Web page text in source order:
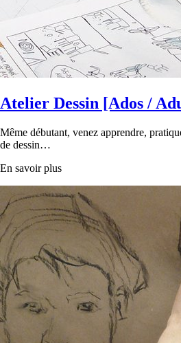
Atelier Dessin [Ados /
Même débutant, venez apprendre,
de dessin…
En savoir plus